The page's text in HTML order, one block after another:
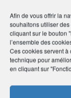
Afin de vous offrir la
souhaitons utiliser
cliquant sur le bouton
l’ensemble des
Ces cookies servent
technique pour
en cliquant sur
Tous 0-9 A
J
K L M
V
W X Y